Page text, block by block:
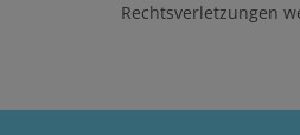
Rechtsverletzungen